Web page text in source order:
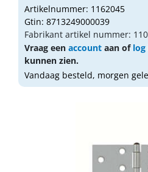
Artikelnummer: 1162045
Gtin: 8713249000039
Fabrikant artikel nummer:
Vraag een account aan of log
kunnen zien.
Vandaag besteld, morgen